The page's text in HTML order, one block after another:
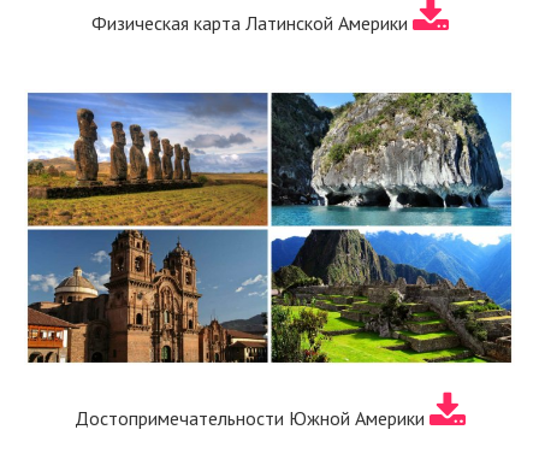
Физическая карта Латинской Америки
Достопримечательности Южной Америки